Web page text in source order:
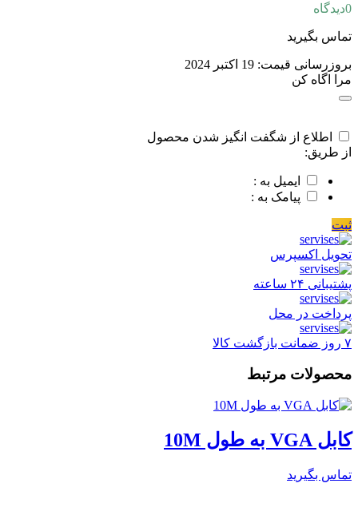
0دیدگاه
تماس بگیرید
بروزرسانی قیمت: 19 اکتبر 2024
مرا اگاه کن
اطلاع از شگفت انگیز شدن محصول
از طریق:
ایمیل به :
پیامک به :
ثبت
تحویل اکسپرس
پشتیبانی ۲۴ ساعته
پرداخت در محل
۷ روز ضمانت بازگشت کالا
محصولات مرتبط
کابل VGA به طول 10M
تماس بگیرید